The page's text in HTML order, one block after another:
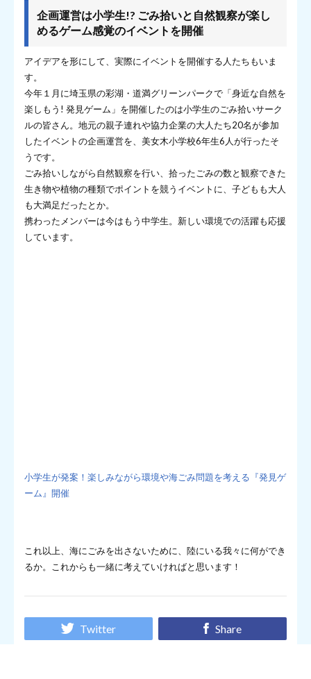
企画運営は小学生!? ごみ拾いと自然観察が楽し
めるゲーム感覚のイベントを開催
アイデアを形にして、実際にイベントを開催する人たちもいま
す。
今年１月に埼玉県の彩湖・道満グリーンパークで「身近な自然を
楽しもう! 発見ゲーム」を開催したのは小学生のごみ拾いサーク
ルの皆さん。地元の親子連れや協力企業の大人たち20名が参加
したイベントの企画運営を、美女木小学校6年生6人が行ったそ
うです。
ごみ拾いしながら自然観察を行い、拾ったごみの数と観察できた
生き物や植物の種類でポイントを競うイベントに、子どもも大人
も大満足だったとか。
携わったメンバーは今はもう中学生。新しい環境での活躍も応援
しています。
小学生が発案！楽しみながら環境や海ごみ問題を考える『発見ゲ
ーム』開催
これ以上、海にごみを出さないために、陸にいる我々に何ができ
るか。これからも一緒に考えていければと思います！
Twitter Share